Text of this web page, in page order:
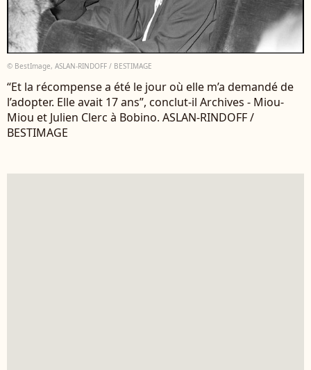
© BestImage, ASLAN-RINDOFF / BESTIMAGE
“Et la récompense a été le jour où elle m’a demandé de
l’adopter. Elle avait 17 ans”, conclut-il Archives - Miou-
Miou et Julien Clerc à Bobino. ASLAN-RINDOFF /
BESTIMAGE